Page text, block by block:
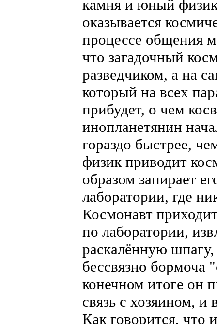
камня и юный
оказывается
процессе общения
что загадочный
разведчиком, а на
который на всех
прибудет, о чем
инопланетянин
гораздо быстрее,
физик приводит
образом запирает
лаборатории, где
Космонавт
по лаборатории,
раскалённую
бессвязно бормоча
конечном итоге он
связь с хозяином, и
Как говорится, что